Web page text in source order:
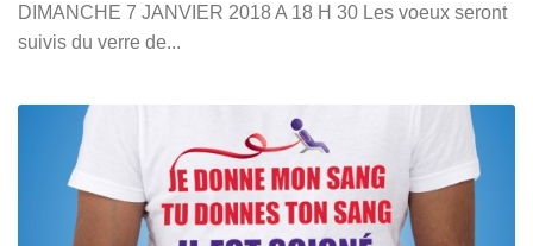
DIMANCHE 7 JANVIER 2018 A 18 H 30 Les voeux seront
suivis du verre de...